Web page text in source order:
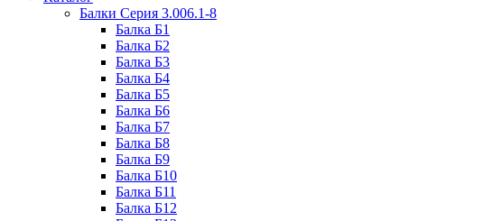
Балки Cерия 3.006.1-8
Балка Б1
Балка Б2
Балка Б3
Балка Б4
Балка Б5
Балка Б6
Балка Б7
Балка Б8
Балка Б9
Балка Б10
Балка Б11
Балка Б12